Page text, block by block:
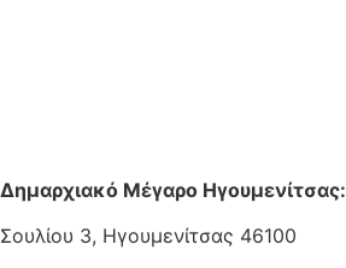
Δημαρχιακό Μέγαρο Ηγουμενίτσας:
Σουλίου 3, Ηγουμενίτσας 46100